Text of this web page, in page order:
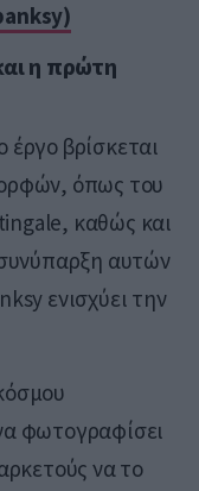
η πρώτη
βρίσκεται
όπως του
, καθώς και
αυτών
ενισχύει την
φωτογραφίσει
να το